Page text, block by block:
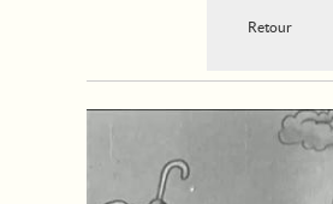
Retour